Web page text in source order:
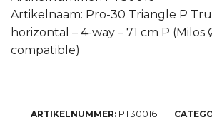
Artikelnaam: Pro-30 Triangle P
horizontal – 4-way – 71 cm P (Milos
compatible)
ARTIKELNUMMER: PT30016